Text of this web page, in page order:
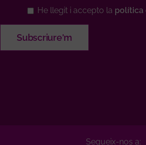
He llegit i accepto la política
Segueix-nos a: